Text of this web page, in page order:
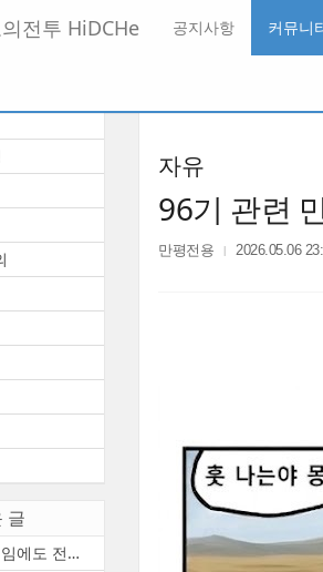
전투 HiDCHe 공지사항 커뮤니
자유
96기 관련
만평전용 2026.05.06
글
견고 특기임에도 전투중 부상 ...